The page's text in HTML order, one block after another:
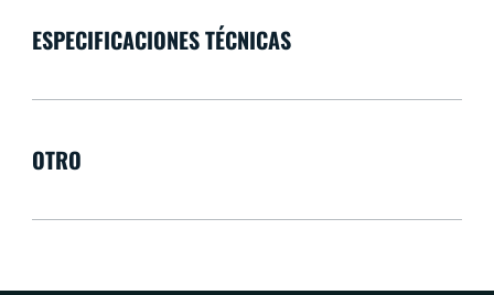
ESPECIFICACIONES TÉCNICAS
OTRO